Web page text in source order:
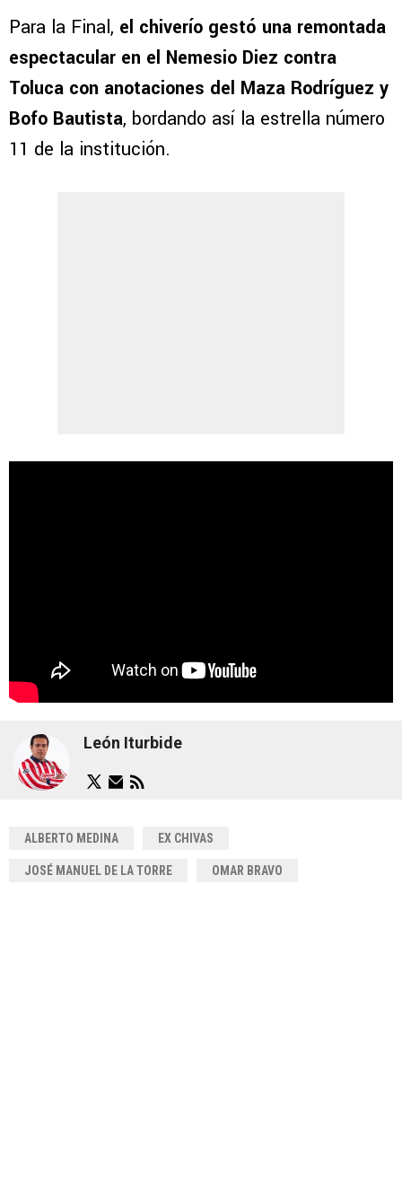
Para la Final, el chiverío gestó una remontada
espectacular en el Nemesio Diez contra
Toluca con anotaciones del Maza Rodríguez y
Bofo Bautista, bordando así la estrella número
11 de la institución.
León Iturbide
ALBERTO MEDINA EX CHIVAS
JOSÉ MANUEL DE LA TORRE OMAR BRAVO